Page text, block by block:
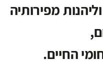
מפירותיה
החיים.